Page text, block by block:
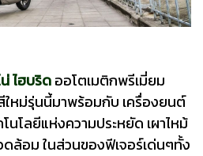
ไฮบริดออโตเมติกพรีเมี่ยม
ใหม่รุ่นนี้มาพร้อมกับ เครื่องยนต์
นโลยีแห่งความประหยัด เผาไหม้
ล้อม ในส่วนของฟีเจอร์เด่นๆทั้ง